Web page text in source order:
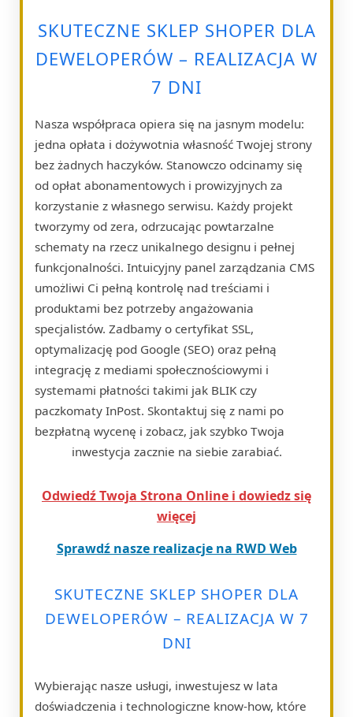
SKUTECZNE SKLEP SHOPER DLA
DEWELOPERÓW – REALIZACJA W
7 DNI
Nasza współpraca opiera się na jasnym modelu:
jedna opłata i dożywotnia własność Twojej strony
bez żadnych haczyków. Stanowczo odcinamy się
od opłat abonamentowych i prowizyjnych za
korzystanie z własnego serwisu. Każdy projekt
tworzymy od zera, odrzucając powtarzalne
schematy na rzecz unikalnego designu i pełnej
funkcjonalności. Intuicyjny panel zarządzania CMS
umożliwi Ci pełną kontrolę nad treściami i
produktami bez potrzeby angażowania
specjalistów. Zadbamy o certyfikat SSL,
optymalizację pod Google (SEO) oraz pełną
integrację z mediami społecznościowymi i
systemami płatności takimi jak BLIK czy
paczkomaty InPost. Skontaktuj się z nami po
bezpłatną wycenę i zobacz, jak szybko Twoja
inwestycja zacznie na siebie zarabiać.
Odwiedź Twoja Strona Online i dowiedz się
więcej
Sprawdź nasze realizacje na RWD Web
SKUTECZNE SKLEP SHOPER DLA
DEWELOPERÓW – REALIZACJA W 7
DNI
Wybierając nasze usługi, inwestujesz w lata
doświadczenia i technologiczne know-how, które